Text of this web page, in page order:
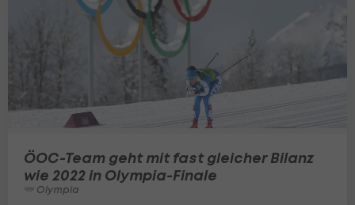
ÖOC-Team geht mit fast gleicher Bilanz
wie 2022 in Olympia-Finale
Olympia